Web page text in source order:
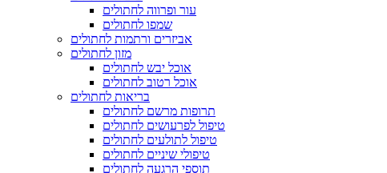
עור ופרווה לחתולים
שמפו לחתולים
אביזרים ורתמות לחתולים
מזון לחתולים
אוכל יבש לחתולים
אוכל רטוב לחתולים
בריאות לחתולים
תרופות מרשם לחתולים
טיפול לפרעושים לחתולים
טיפול לתולעים לחתולים
טיפולי שיניים לחתולים
תוספי הרגעה לחתולים